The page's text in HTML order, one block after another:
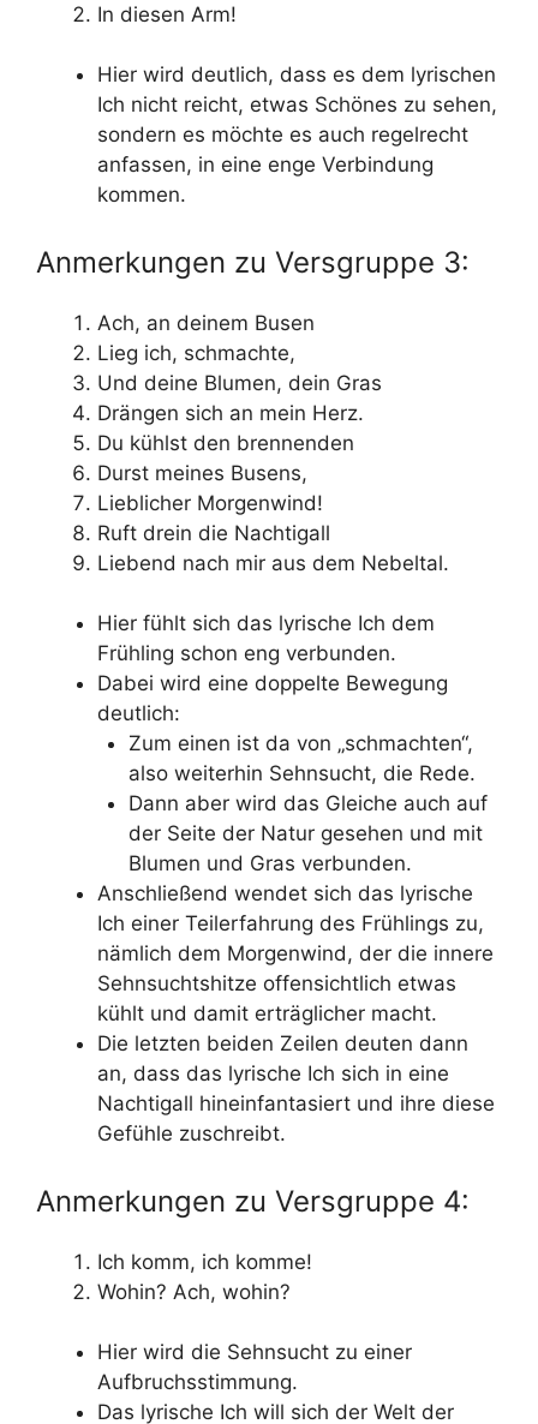
In diesen Arm!
Hier wird deutlich, dass es dem lyrischen
Ich nicht reicht, etwas Schönes zu sehen,
sondern es möchte es auch regelrecht
anfassen, in eine enge Verbindung
kommen.
Anmerkungen zu Versgruppe 3:
Ach, an deinem Busen
Lieg ich, schmachte,
Und deine Blumen, dein Gras
Drängen sich an mein Herz.
Du kühlst den brennenden
Durst meines Busens,
Lieblicher Morgenwind!
Ruft drein die Nachtigall
Liebend nach mir aus dem Nebeltal.
Hier fühlt sich das lyrische Ich dem
Frühling schon eng verbunden.
Dabei wird eine doppelte Bewegung
deutlich:
Zum einen ist da von „schmachten“,
also weiterhin Sehnsucht, die Rede.
Dann aber wird das Gleiche auch auf
der Seite der Natur gesehen und mit
Blumen und Gras verbunden.
Anschließend wendet sich das lyrische
Ich einer Teilerfahrung des Frühlings zu,
nämlich dem Morgenwind, der die innere
Sehnsuchtshitze offensichtlich etwas
kühlt und damit erträglicher macht.
Die letzten beiden Zeilen deuten dann
an, dass das lyrische Ich sich in eine
Nachtigall hineinfantasiert und ihre diese
Gefühle zuschreibt.
Anmerkungen zu Versgruppe 4:
Ich komm, ich komme!
Wohin? Ach, wohin?
Hier wird die Sehnsucht zu einer
Aufbruchsstimmung.
Das lyrische Ich will sich der Welt der